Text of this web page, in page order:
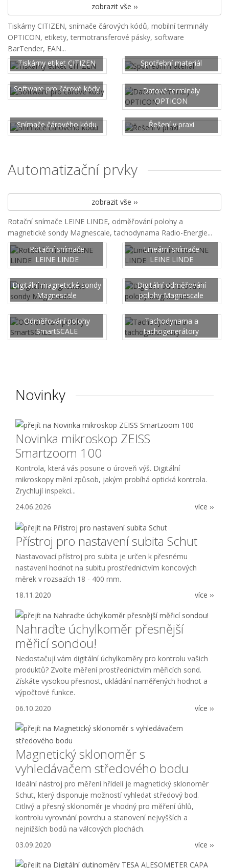
zobrazit vše ››
Tiskárny CITIZEN, snímače čárových kódů, mobilní terminály
OPTICON, etikety, termotransferové pásky, software
BarTender, EAN...
Tiskárny etiket CITIZEN
Spotřební materiál
Software pro čárové kódy
Datové terminály
OPTICON
Snímače čárového kódu Řešení v praxi
Automatizační prvky
zobrazit vše ››
Rotační snímače LEINE LINDE, odměřování polohy a
magnetické sondy Magnescale, tachodynama Radio-Energie...
Rotační snímače
LEINE LINDE
Lineární snímače
LEINE LINDE
Digitální magnetické sondy
Magnescale
Digitální odměřování
polohy Magnescale
Odměřování polohy
SmartSCALE
Tachodynama a
tachogenerátory
Novinky
Novinka mikroskop ZEISS
Smartzoom 100
Kontrola, která vás posune o úroveň výš. Digitální
mikroskopy mění způsob, jakým probíhá optická kontrola.
Zrychlují inspekci...
více ››
24.06.2026
Přístroj pro nastavení subita Schut
Nastavovací přístroj pro subita je určen k přesnému
nastavení hodnot na subitu prostřednictvím koncových
měrek v rozsazích 18 - 400 mm.
více ››
18.11.2020
Nahraďte úchylkoměr přesnější
měřicí sondou!
Nedostačují vám digitální úchylkoměry pro kontrolu vašich
produktů? Zvolte měření prostřednictvím měřicích sond.
Získáte vysokou přesnost, ukládání naměřených hodnot a
výpočtové funkce.
více ››
06.10.2020
Magnetický sklonoměr s
vyhledávačem středového bodu
Ideální nástroj pro měření hřídelí je magnetický sklonoměr
Schut, který disponuje možností vyhledat středový bod.
Citlivý a přesný sklonoměr je vhodný pro měření úhlů,
kontrolu vyrovnání povrchu a stanovení nejvyšších a
nejnižších bodů na válcových plochách.
více ››
03.09.2020